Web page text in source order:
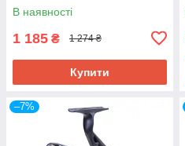
В наявності
1 185 ₴ 1 274 ₴
Купити
–7%